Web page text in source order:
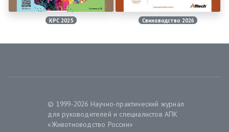
КРС 2025 Свиноводство 2026
© 1999-2026 Научно-практический журнал
для руководителей и специалистов АПК
«Животноводство России»